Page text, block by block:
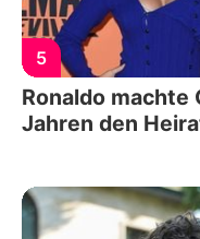
5
Ronaldo machte
Jahren den